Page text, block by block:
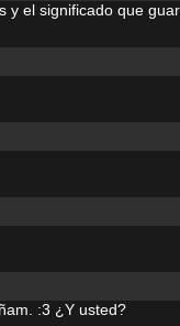
el significado que
:3 ¿Y usted?